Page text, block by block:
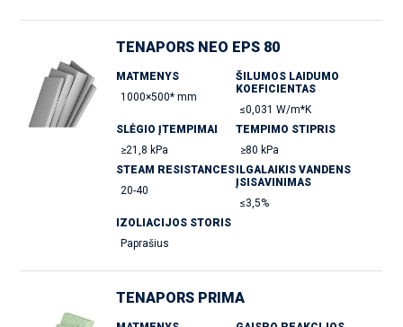
TENAPORS NEO EPS 80
MATMENYS
1000×500* mm
ŠILUMOS LAIDUMO
KOEFICIENTAS
≤0,031 W/m*K
SLĖGIO ĮTEMPIMAI
≥21,8 kPa
TEMPIMO STIPRIS
≥80 kPa
STEAM RESISTANCES
20-40
ILGALAIKIS VANDENS
ĮSISAVINIMAS
≤3,5%
IZOLIACIJOS STORIS
Paprašius
TENAPORS PRIMA